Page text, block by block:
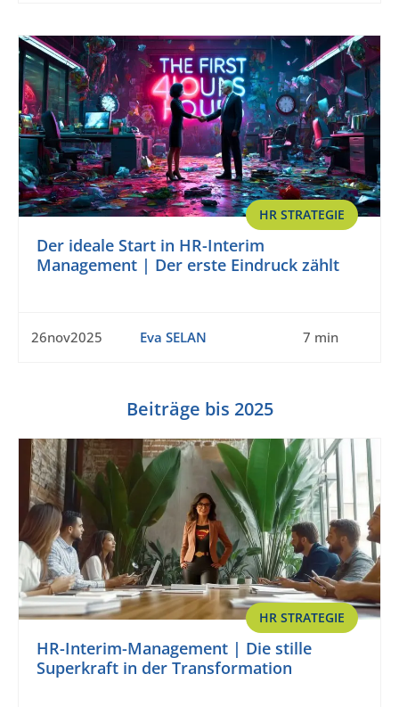
HR STRATEGIE
Der ideale Start in HR-Interim
Management | Der erste Eindruck zählt
26nov2025 Eva SELAN 7 min
Beiträge bis 2025
HR STRATEGIE
HR-Interim-Management | Die stille
Superkraft in der Transformation